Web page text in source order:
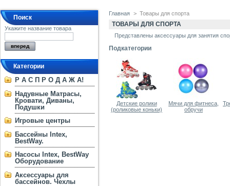
Поиск
Укажите название товара
Категории
Р А С П Р О Д А Ж А!
Надувные Матрасы,
Кровати, Диваны,
Подушки
Игровые центры
Бассейны Intex,
BestWay.
Насосы Intex, BestWay
Оборудование
Аксессуары для
бассейнов. Чехлы
Главная > Товары для спорта
ТОВАРЫ ДЛЯ СПОРТА
Представлены аксессуары для занятия
Подкатегории
Детские ролики
(роликовые коньки)
Мячи для фитнеса,
обручи